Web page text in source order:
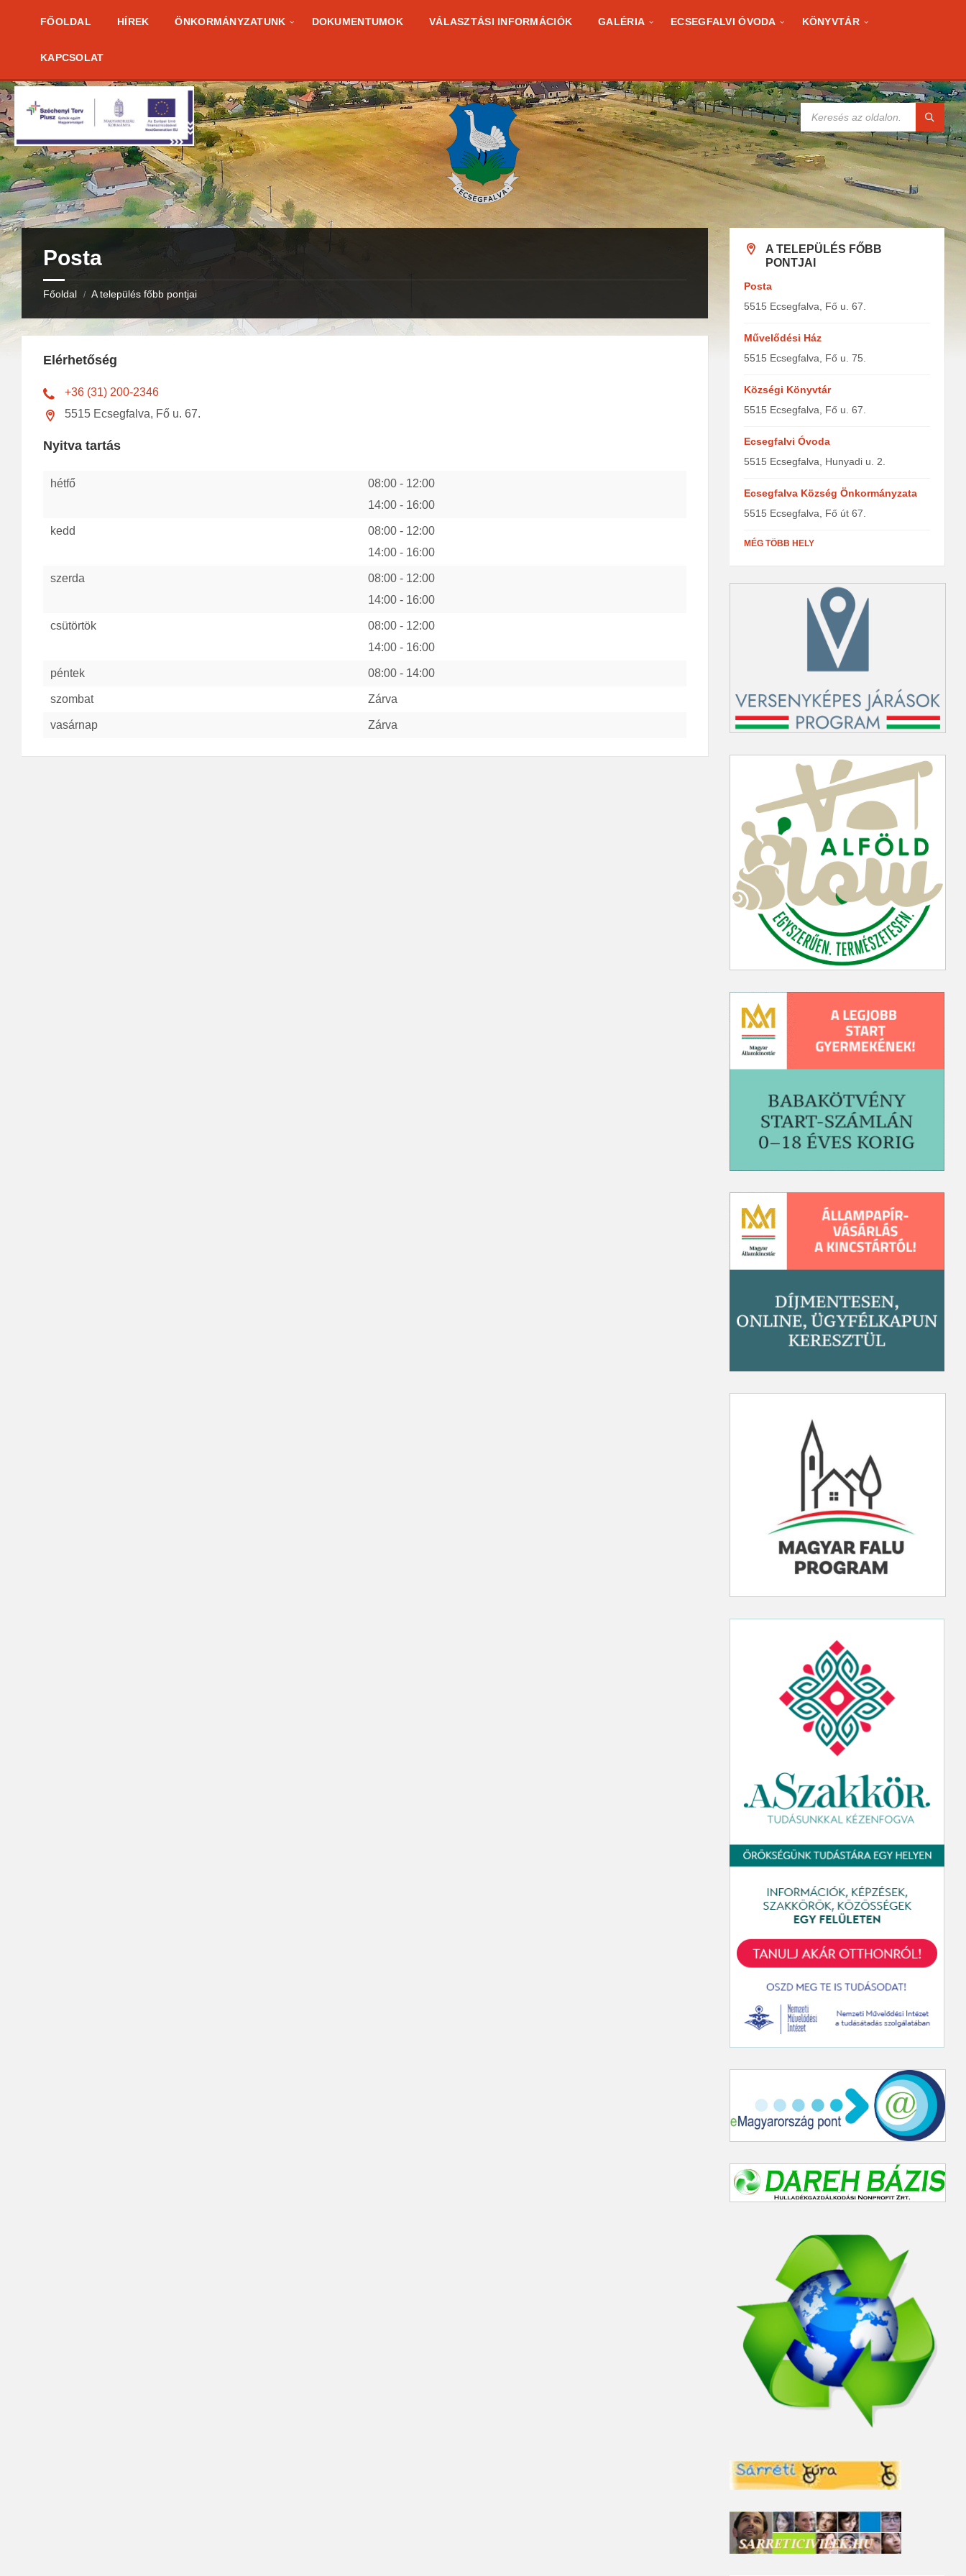
FŐOLDAL HÍREK ÖNKORMÁNYZATUNK DOKUMENTUMOK VÁLASZTÁSI INFORMÁCIÓK GALÉRIA ECSEGFALVI ÓVODA KÖNYVTÁR
KAPCSOLAT
KERESÉS:
Posta
Főoldal / A település főbb pontjai
Elérhetőség
+36 (31) 200-2346
5515 Ecsegfalva, Fő u. 67.
Nyitva tartás
hétfő 08:00 - 12:00
14:00 - 16:00
kedd 08:00 - 12:00
14:00 - 16:00
szerda 08:00 - 12:00
14:00 - 16:00
csütörtök 08:00 - 12:00
14:00 - 16:00
péntek 08:00 - 14:00
szombat Zárva
vasárnap Zárva
A TELEPÜLÉS FŐBB
PONTJAI
Posta
5515 Ecsegfalva, Fő u. 67.
Művelődési Ház
5515 Ecsegfalva, Fő u. 75.
Községi Könyvtár
5515 Ecsegfalva, Fő u. 67.
Ecsegfalvi Óvoda
5515 Ecsegfalva, Hunyadi u. 2.
Ecsegfalva Község Önkormányzata
5515 Ecsegfalva, Fő út 67.
MÉG TÖBB HELY